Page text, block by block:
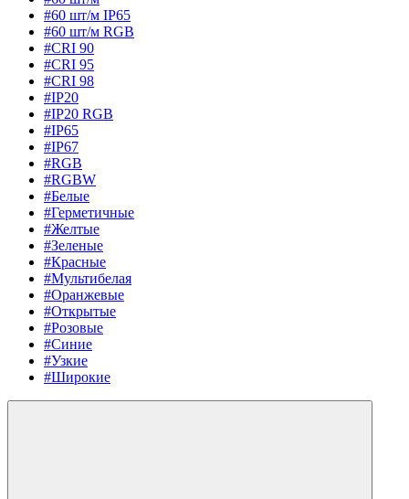
#60 шт/м IP65
#60 шт/м RGB
#CRI 90
#CRI 95
#CRI 98
#IP20
#IP20 RGB
#IP65
#IP67
#RGB
#RGBW
#Белые
#Герметичные
#Желтые
#Зеленые
#Красные
#Мультибелая
#Оранжевые
#Открытые
#Розовые
#Синие
#Узкие
#Широкие